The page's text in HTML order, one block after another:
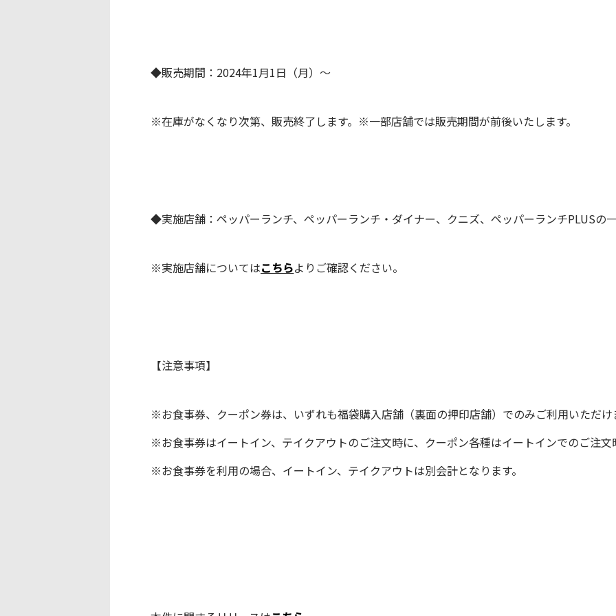
◆販売期間：2024年1月1日（月）～
※在庫がなくなり次第、販売終了します。※一部店舗では販売期間が前後いたします。
◆実施店舗：ペッパーランチ、ペッパーランチ・ダイナー、クニズ、ペッパーランチPLUSの
※実施店舗についてはこちらよりご確認ください。
【注意事項】
※お食事券、クーポン券は、いずれも福袋購入店舗（裏面の押印店舗）でのみご利用いただけ
※お食事券はイートイン、テイクアウトのご注文時に、クーポン各種はイートインでのご注
※お食事券を利用の場合、イートイン、テイクアウトは別会計となります。